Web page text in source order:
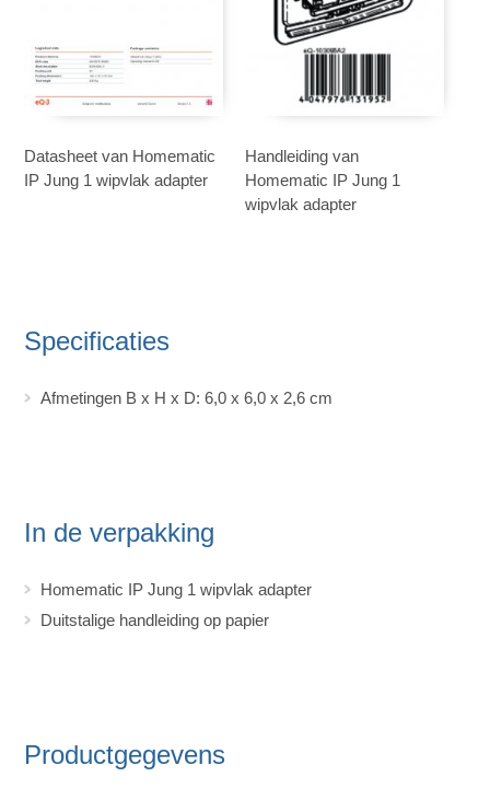
Datasheet van Homematic
IP Jung 1 wipvlak adapter
Handleiding van
Homematic IP Jung 1
wipvlak adapter
Specificaties
Afmetingen B x H x D: 6,0 x 6,0 x 2,6 cm
In de verpakking
Homematic IP Jung 1 wipvlak adapter
Duitstalige handleiding op papier
Productgegevens